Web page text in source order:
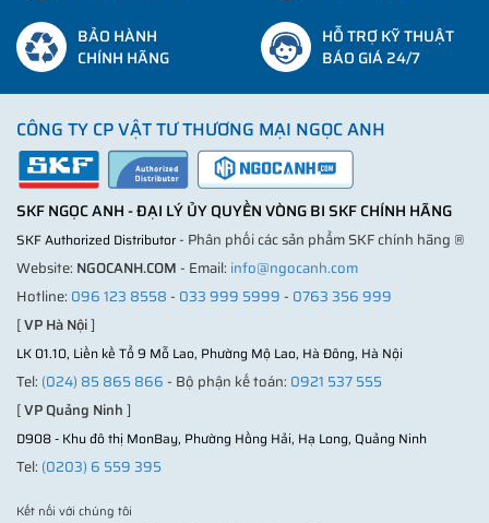
BẢO HÀNH
CHÍNH HÃNG
HỖ TRỢ KỸ THUẬT
BÁO GIÁ 24/7
CÔNG TY CP VẬT TƯ THƯƠNG MẠI NGỌC ANH
SKF NGỌC ANH - ĐẠI LÝ ỦY QUYỀN VÒNG BI SKF CHÍNH HÃNG
SKF Authorized Distributor- Phân phối các sản phẩm SKF chính hãng ®
Website: NGOCANH.COM- Email: info@ngocanh.com
Hotline: 096 123 8558- 033 999 5999- 0763 356 999
[VP Hà Nội]
LK 01.10, Liền kề Tổ 9 Mỗ Lao, Phường Mộ Lao, Hà Đông, Hà Nội
Tel: (024) 85 865 866- Bộ phận kế toán: 0921 537 555
[VP Quảng Ninh]
D908 - Khu đô thị MonBay, Phường Hồng Hải, Hạ Long, Quảng Ninh
Tel: (0203) 6 559 395
Kết nối với chúng tôi